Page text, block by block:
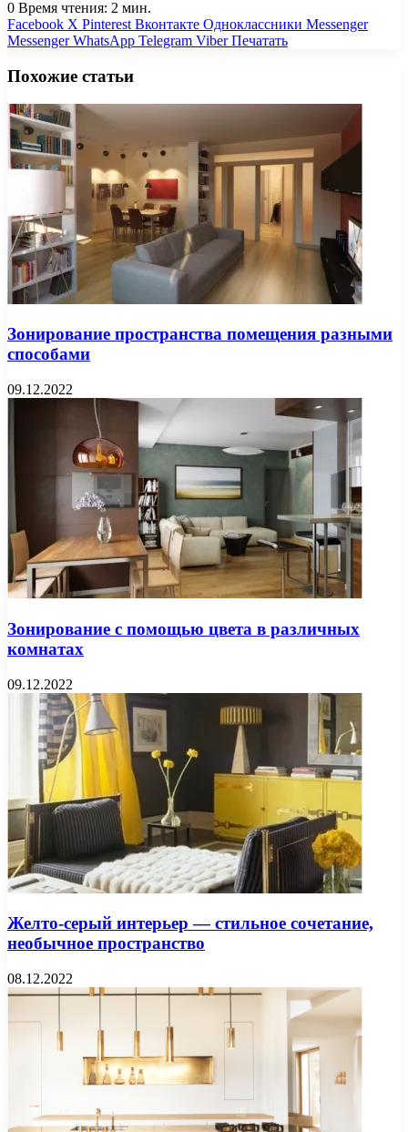
0 Время чтения: 2 мин.
Facebook X Pinterest Вконтакте Одноклассники Messenger
Messenger WhatsApp Telegram Viber Печатать
Похожие статьи
Зонирование пространства помещения разными
способами
09.12.2022
Зонирование с помощью цвета в различных
комнатах
09.12.2022
Желто-серый интерьер — стильное сочетание,
необычное пространство
08.12.2022